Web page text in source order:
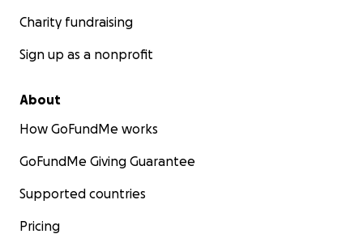
Charity fundraising
Sign up as a nonprofit
About
How GoFundMe works
GoFundMe Giving Guarantee
Supported countries
Pricing